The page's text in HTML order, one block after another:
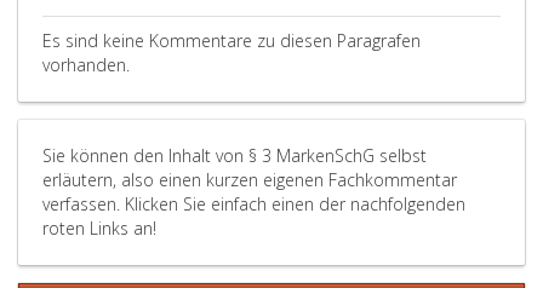
Es sind keine Kommentare zu diesen Paragrafen
vorhanden.
Sie können den Inhalt von § 3 MarkenSchG selbst
erläutern, also einen kurzen eigenen Fachkommentar
verfassen. Klicken Sie einfach einen der nachfolgenden
roten Links an!